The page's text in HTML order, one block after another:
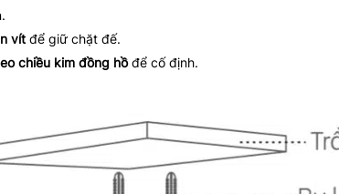
vít để giữ chặt đế.
chiều kim đồng hồđể cố định.